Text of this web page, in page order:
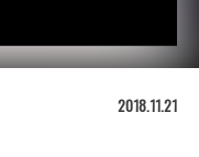
2018.11.21